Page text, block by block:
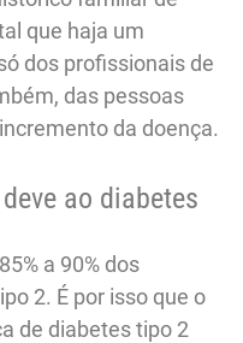
que haja um
dos profissionais de
das pessoas
da doença.
ao diabetes
a 90% dos
2. É por isso que o
de diabetes tipo 2